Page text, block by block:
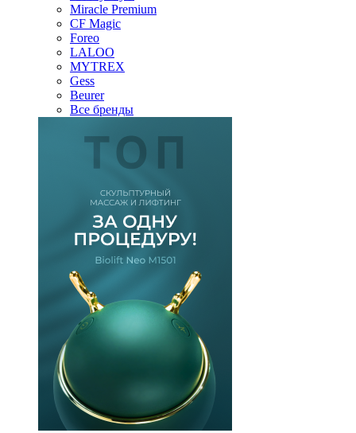
Miracle Premium
CF Magic
Foreo
LALOO
MYTREX
Gess
Beurer
Все бренды